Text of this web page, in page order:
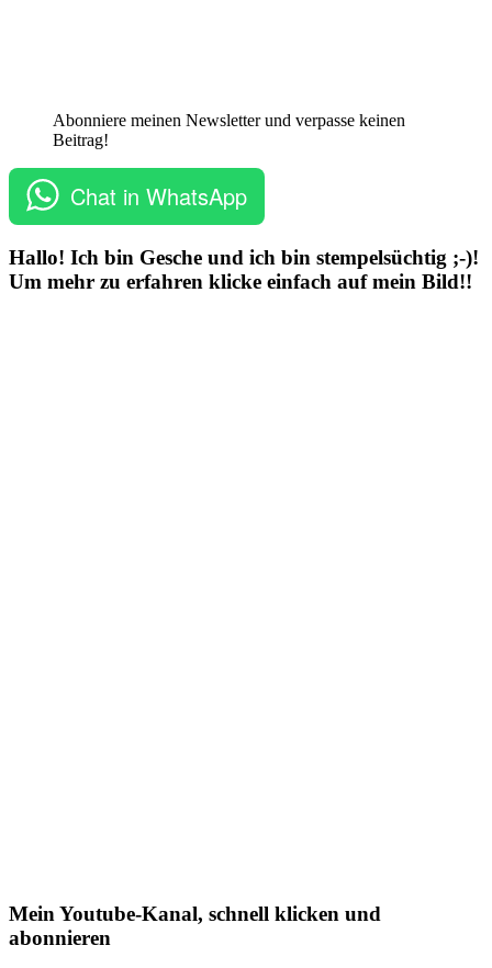
Abonniere meinen Newsletter und verpasse keinen
Beitrag!
Chat in WhatsApp
Hallo! Ich bin Gesche und ich bin stempelsüchtig ;-)!
Um mehr zu erfahren klicke einfach auf mein Bild!!
Mein Youtube-Kanal, schnell klicken und
abonnieren